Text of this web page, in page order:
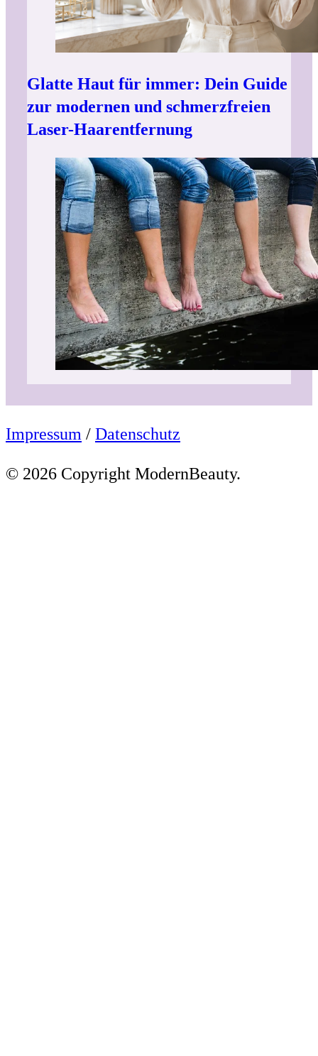
Glatte Haut für immer: Dein Guide
zur modernen und schmerzfreien
Laser-Haarentfernung
Impressum / Datenschutz
© 2026 Copyright ModernBeauty.